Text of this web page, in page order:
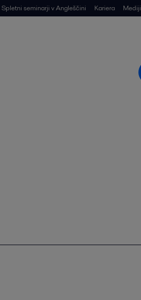
Spletni seminarji v Angleščini Kariera Mediji